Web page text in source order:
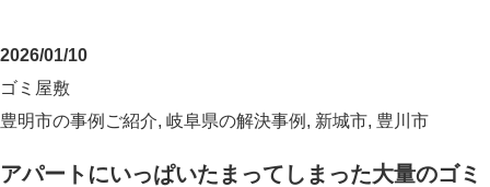
2026/01/10
ゴミ屋敷
豊明市の事例ご紹介, 岐阜県の解決事例 , 新城市, 豊川市
アパートにいっぱいたまってしまった大量のゴミ